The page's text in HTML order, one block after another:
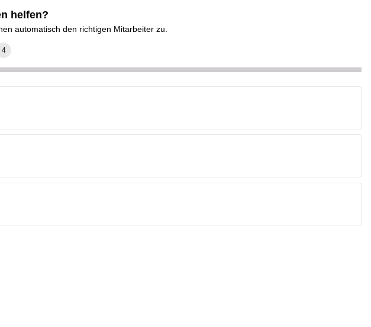
helfen?
automatisch den richtigen Mitarbeiter zu.